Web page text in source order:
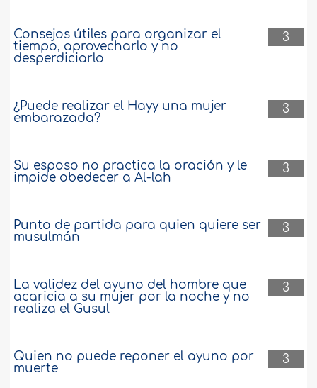
3
Consejos útiles para organizar el
tiempo, aprovecharlo y no
desperdiciarlo
3
¿Puede realizar el Hayy una mujer
embarazada?
3
Su esposo no practica la oración y le
impide obedecer a Al-lah
3
Punto de partida para quien quiere ser
musulmán
3
La validez del ayuno del hombre que
acaricia a su mujer por la noche y no
realiza el Gusul
3
Quien no puede reponer el ayuno por
muerte